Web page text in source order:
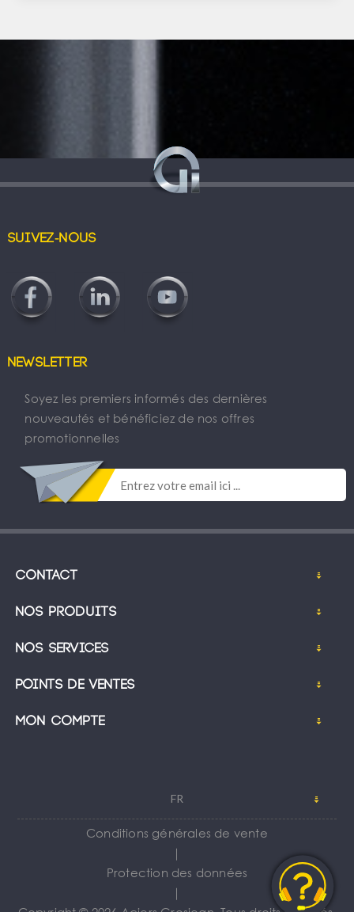
Suivez-nous
Newsletter
Soyez les premiers informés des dernières
nouveautés et bénéficiez de nos offres
promotionnelles
Contact
Nos produits
Nos services
Points de ventes
Mon compte
FR
Conditions générales de vente
｜
Protection des données
｜